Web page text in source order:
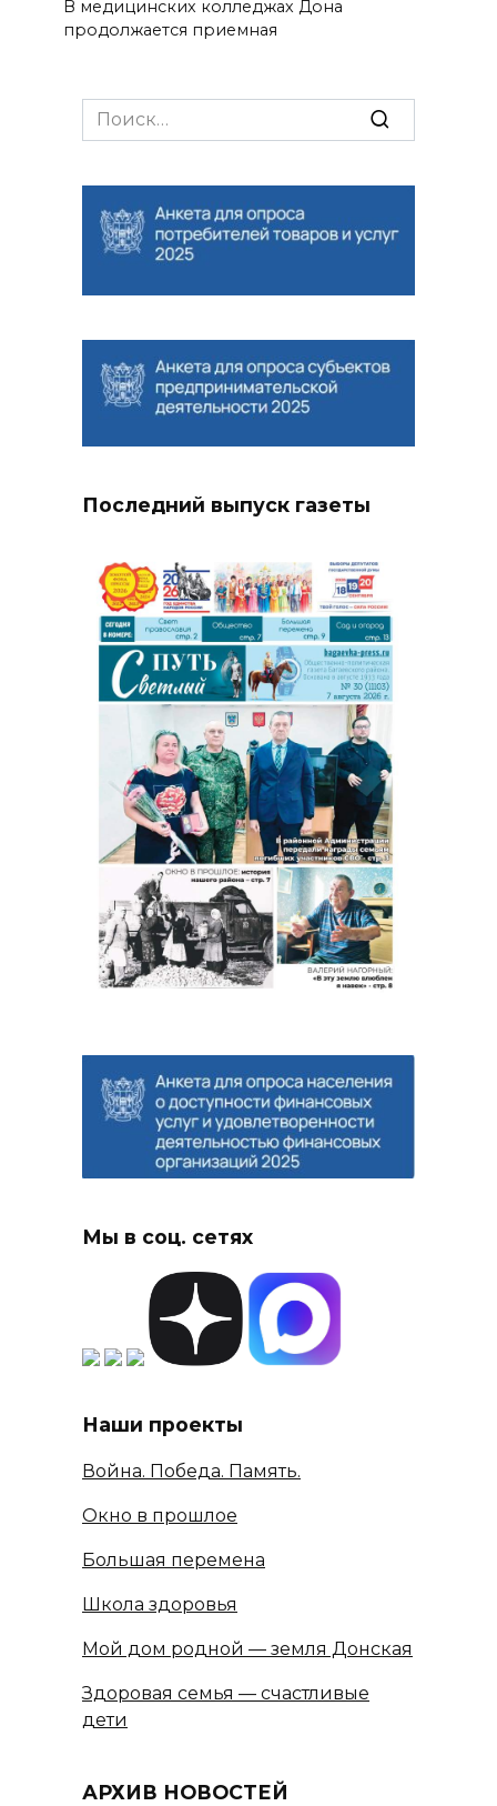
В медицинских колледжах Дона
продолжается приемная
Search
for:
Последний выпуск газеты
Мы в соц. сетях
Наши проекты
Война. Победа. Память.
Окно в прошлое
Большая перемена
Школа здоровья
Мой дом родной — земля Донская
Здоровая семья — счастливые
дети
АРХИВ НОВОСТЕЙ